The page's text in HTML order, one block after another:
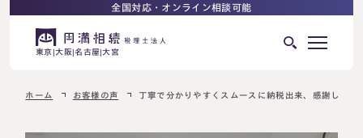
全国対応・オンライン相談可能
東京 大阪 名古屋 大宮
ホーム お客様の声 丁寧で分かりやすくスムースに納税出来、感謝してい